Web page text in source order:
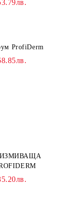
ProfiDerm